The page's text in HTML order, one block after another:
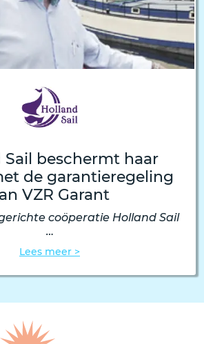
Sail beschermt haar
de garantieregeling
VZR Garant
coöperatie Holland Sail
…
Lees meer >